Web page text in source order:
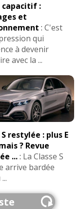
capacitif :
et
: C'est
qui
à devenir
avec la ...
restylée : plus E
? Revue
...: La Classe S
arrive bardée